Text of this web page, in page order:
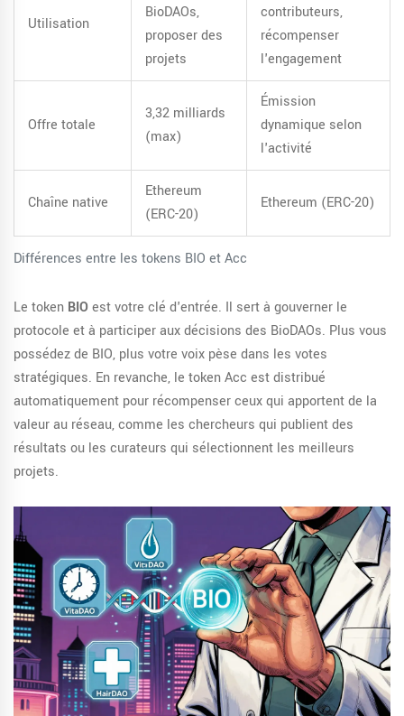
Différences entre les tokens BIO et Acc
Utilisation
BioDAOs,
proposer des
projets
contributeurs,
récompenser
l'engagement
Offre totale
3,32 milliards
(max)
Émission
dynamique selon
l'activité
Chaîne native
Ethereum
(ERC-20)
Ethereum (ERC-20)
Le token BIOest votre clé d'entrée. Il sert à gouverner le
protocole et à participer aux décisions des BioDAOs. Plus vous
possédez de BIO, plus votre voix pèse dans les votes
stratégiques. En revanche, le token Acc est distribué
automatiquement pour récompenser ceux qui apportent de la
valeur au réseau, comme les chercheurs qui publient des
résultats ou les curateurs qui sélectionnent les meilleurs
projets.